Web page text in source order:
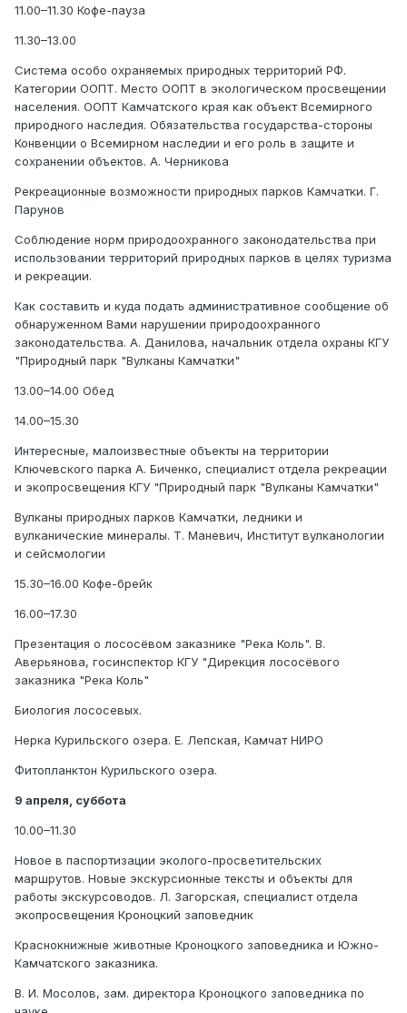
11.00–11.30 Кофе-пауза
11.30–13.00
Система особо охраняемых природных территорий РФ.
Категории ООПТ. Место ООПТ в экологическом просвещении
населения. ООПТ Камчатского края как объект Всемирного
природного наследия. Обязательства государства-стороны
Конвенции о Всемирном наследии и его роль в защите и
сохранении объектов. А. Черникова
Рекреационные возможности природных парков Камчатки. Г.
Парунов
Соблюдение норм природоохранного законодательства при
использовании территорий природных парков в целях туризма
и рекреации.
Как составить и куда подать административное сообщение об
обнаруженном Вами нарушении природоохранного
законодательства. А. Данилова, начальник отдела охраны КГУ
"Природный парк "Вулканы Камчатки"
13.00–14.00 Обед
14.00–15.30
Интересные, малоизвестные объекты на территории
Ключевского парка А. Биченко, специалист отдела рекреации
и экопросвещения КГУ "Природный парк "Вулканы Камчатки"
Вулканы природных парков Камчатки, ледники и
вулканические минералы. Т. Маневич, Институт вулканологии
и сейсмологии
15.30–16.00 Кофе-брейк
16.00–17.30
Презентация о лососёвом заказнике "Река Коль". В.
Аверьянова, госинспектор КГУ "Дирекция лососёвого
заказника "Река Коль"
Биология лососевых.
Нерка Курильского озера. Е. Лепская, Камчат НИРО
Фитопланктон Курильского озера.
9 апреля, суббота
10.00–11.30
Новое в паспортизации эколого-просветительских
маршрутов. Новые экскурсионные тексты и объекты для
работы экскурсоводов. Л. Загорская, специалист отдела
экопросвещения Кроноцкий заповедник
Краснокнижные животные Кроноцкого заповедника и Южно-
Камчатского заказника.
В. И. Мосолов, зам. директора Кроноцкого заповедника по